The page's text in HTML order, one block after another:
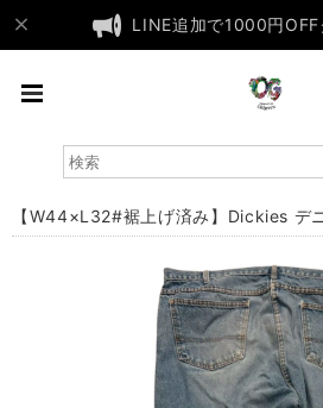
LINE追加で1000円OFF
【W44×L32#裾上げ済み】Dickies デ